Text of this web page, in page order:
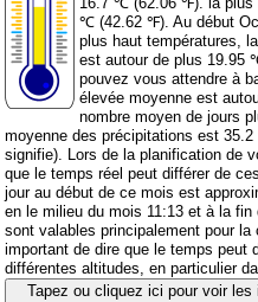
℃ (42.62 ℉). Au début
plus haut températures,
est autour de plus 19.95
pouvez vous attendre à
élevée moyenne est
nombre moyen de jours
moyenne des précipitations est 35.2
signifie). Lors de la planification de
que le temps réel peut différer de
jour au début de ce mois est
en le milieu du mois 11:13 et à la
sont valables principalement pour
important de dire que le temps peut
différentes altitudes, en particulier
Tapez ou cliquez ici pour voir